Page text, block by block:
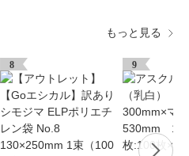
もっと見る
8 9